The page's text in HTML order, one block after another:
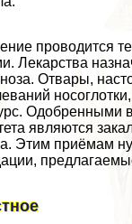
проводится
Лекарства
Отвары,
Одобренными
являются
Этим приёмам